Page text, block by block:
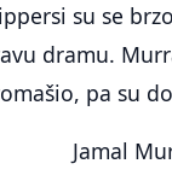
su se
dramu.
pa su
Jamal